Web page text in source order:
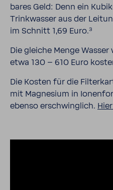
bares Geld: Denn ein
Trinkwasser aus der
im Schnitt 1,69 Euro.3
Die gleiche Menge
etwa 130 – 610 Euro
Die Kosten für die
mit Magnesium in
ebenso erschwinglich.